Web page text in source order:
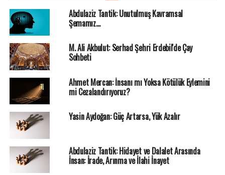
Abdulaziz Tantik: Unutulmuş Kavramsal
Şemamız…
M. Ali Akbulut: Serhad Şehri Erdebil'de Çay
Sohbeti
Ahmet Mercan: İnsanı mı Yoksa Kötülük Eylemini
mi Cezalandırıyoruz?
Yasin Aydoğan: Güç Artarsa, Yük Azalır
Abdulaziz Tantik: Hidayet ve Dalalet Arasında
İnsan: İrade, Arınma ve İlahi İnayet